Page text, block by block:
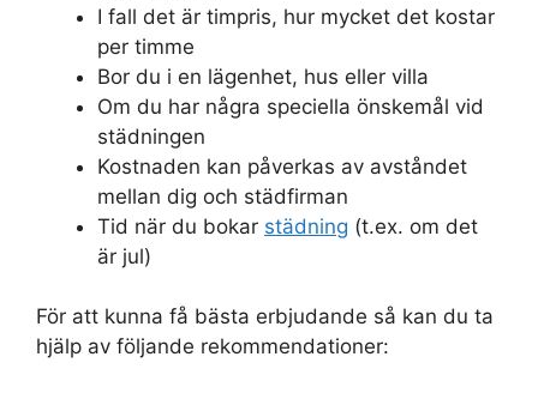
I fall det är timpris, hur mycket det kostar
per timme
Bor du i en lägenhet, hus eller villa
Om du har några speciella önskemål vid
städningen
Kostnaden kan påverkas av avståndet
mellan dig och städfirman
Tid när du bokar städning (t.ex. om det
är jul)
För att kunna få bästa erbjudande så kan du ta
hjälp av följande rekommendationer: